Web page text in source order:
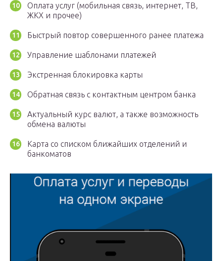
Оплата услуг (мобильная связь, интернет, ТВ,
ЖКХ и прочее)
Быстрый повтор совершенного ранее платежа
Управление шаблонами платежей
Экстренная блокировка карты
Обратная связь с контактным центром банка
Актуальный курс валют, а также возможность
обмена валюты
Карта со списком ближайших отделений и
банкоматов